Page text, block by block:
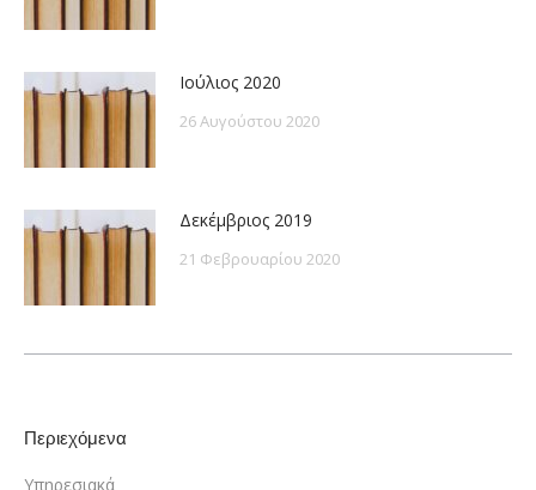
Ιούλιος 2020
26 Αυγούστου 2020
Δεκέμβριος 2019
21 Φεβρουαρίου 2020
Περιεχόμενα
Υπηρεσιακά